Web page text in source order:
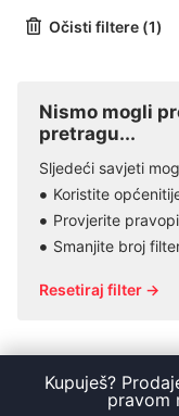
Očisti filtere (1)
Nismo mogli
pretragu...
Sljedeći savjeti
Koristite
Provjerite
Smanjite broj
Resetiraj filter →
Kupuješ?
pravom